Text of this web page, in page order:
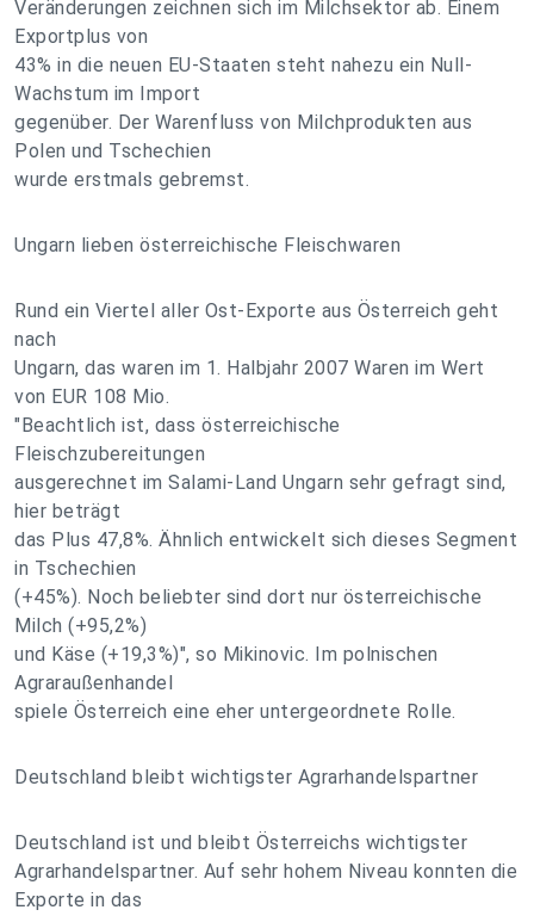
Veränderungen zeichnen sich im Milchsektor ab. Einem
Exportplus von
43% in die neuen EU-Staaten steht nahezu ein Null-
Wachstum im Import
gegenüber. Der Warenfluss von Milchprodukten aus
Polen und Tschechien
wurde erstmals gebremst.
Ungarn lieben österreichische Fleischwaren
Rund ein Viertel aller Ost-Exporte aus Österreich geht
nach
Ungarn, das waren im 1. Halbjahr 2007 Waren im Wert
von EUR 108 Mio.
"Beachtlich ist, dass österreichische
Fleischzubereitungen
ausgerechnet im Salami-Land Ungarn sehr gefragt sind,
hier beträgt
das Plus 47,8%. Ähnlich entwickelt sich dieses Segment
in Tschechien
(+45%). Noch beliebter sind dort nur österreichische
Milch (+95,2%)
und Käse (+19,3%)", so Mikinovic. Im polnischen
Agraraußenhandel
spiele Österreich eine eher untergeordnete Rolle.
Deutschland bleibt wichtigster Agrarhandelspartner
Deutschland ist und bleibt Österreichs wichtigster
Agrarhandelspartner. Auf sehr hohem Niveau konnten die
Exporte in das